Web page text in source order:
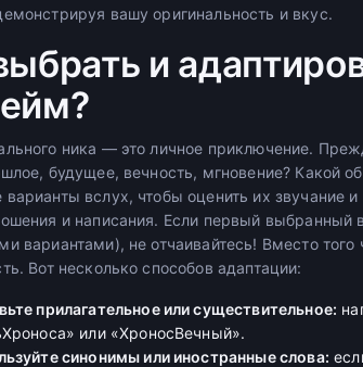
вашу оригинальность и вкус.
и
ника — это личное приключение.
будущее, вечность, мгновение? Какой
вслух, чтобы оценить их звучание
и написания. Если первый выбранный
вариантами), не отчаивайтесь! Вместо
Вот несколько способов адаптации:
прилагательное или существительное:
или «ХроносВечный».
синонимы или иностранные слова: